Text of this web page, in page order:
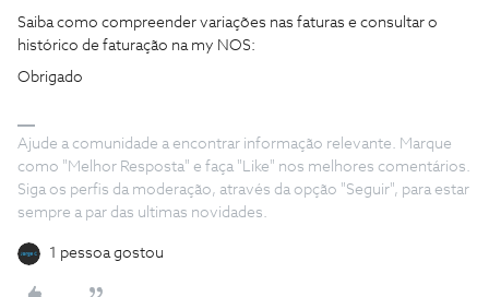
Saiba como compreender variações nas faturas e consultar o
histórico de faturação na my NOS:
Obrigado
Ajude a comunidade a encontrar informação relevante. Marque
como "Melhor Resposta" e faça "Like" nos melhores comentários.
Siga os perfis da moderação, através da opção "Seguir", para estar
sempre a par das ultimas novidades.
1 pessoa gostou